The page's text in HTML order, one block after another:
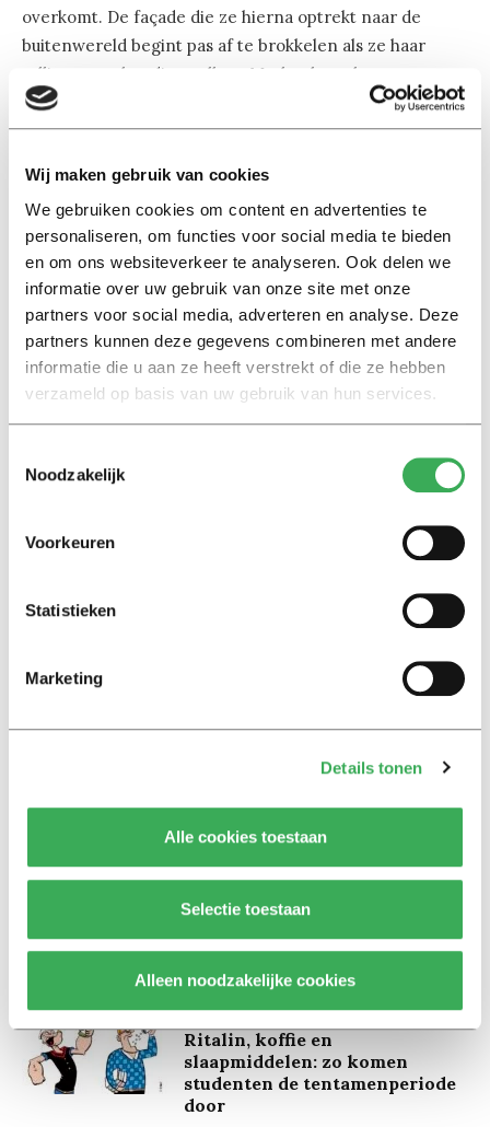
Wij maken gebruik van cookies
We gebruiken cookies om content en advertenties te
personaliseren, om functies voor social media te bieden
en om ons websiteverkeer te analyseren. Ook delen we
informatie over uw gebruik van onze site met onze
partners voor social media, adverteren en analyse. Deze
partners kunnen deze gegevens combineren met andere
informatie die u aan ze heeft verstrekt of die ze hebben
verzameld op basis van uw gebruik van hun services.
Noodzakelijk
Voorkeuren
Statistieken
Marketing
Details tonen
Alle cookies toestaan
Selectie toestaan
Alleen noodzakelijke cookies
overkomt. De façade die ze hierna optrekt naar de
buitenwereld begint pas af te brokkelen als ze haar
sullige en onhandige collega Markus leert kennen.
Het persoonlijke en gevoelige verhaal van La
Délicatesse heeft een bepaalde fijnzinnigheid die niet
dat mensen er geen behoefte aan hebben als ze lekker
naar de bioscoop gaan. Misschien dus niet de beste film
op zaterdagavond met een groep vrienden. Maar zeker
een heerlijke film voor een brakke zondag saampjes op
de bank.
La Délicatesse’, gezien in de Sneak Preview in Pathé.
Vanaf 28 juni in de bioscoop.
‘Wetenschappers, kom die
Kinderen spelen de Zero
Hunger Game: ‘Ik schrok, we
inwoners bij’
Achtergrond
Ritalin, koffie en
slaapmiddelen: zo komen
studenten de tentamenperiode
door